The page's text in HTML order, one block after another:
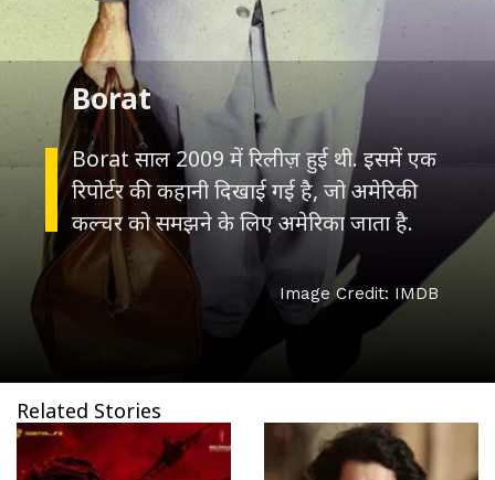
Borat साल 2009 में रिलीज़ हुई थी. इसमें एक
रिपोर्टर की कहानी दिखाई गई है, जो अमेरिकी
कल्चर को समझने के लिए अमेरिका जाता है.
Borat
Image Credit: IMDB
Related Stories